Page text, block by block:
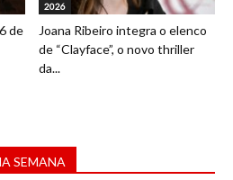
de
2026
Joana Ribeiro integra o elenco
de “Clayface”, o novo thriller
da...
SEMANA